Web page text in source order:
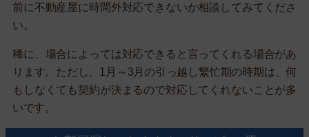
前に不動産屋に時間外対応できないか相談してみてくださ
い。
稀に、場合によっては対応できると言ってくれる場合があ
ります。ただし、1月～3月の引っ越し繁忙期の時期は、何
もしなくても契約が決まるので対応してくれないことが多
いです。